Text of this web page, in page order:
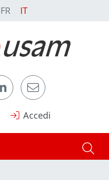
FR IT
Accedi